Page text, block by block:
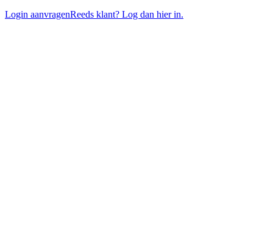
Login aanvragenReeds klant? Log dan hier in.